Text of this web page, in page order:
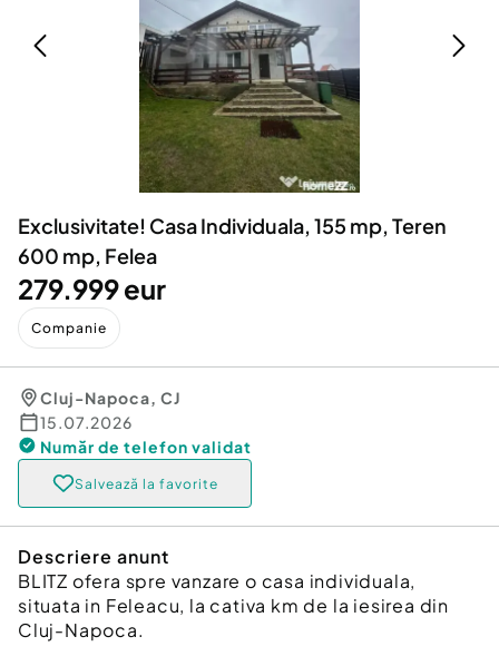
Servicii
Animale de companie
Afaceri și echipamente profesionale
Inchiriere Bunuri si Vehicule
Utilaje agricole si industriale
Piese auto si accesorii
Exclusivitate! Casa Individuala, 155 mp, Teren
600 mp, Felea
279.999 eur
Companie
Cluj-Napoca, CJ
15.07.2026
Număr de telefon validat
Salvează la favorite
Descriere anunt
BLITZ ofera spre vanzare o casa individuala,
situata in Feleacu, la cativa km de la iesirea din
Cluj-Napoca.